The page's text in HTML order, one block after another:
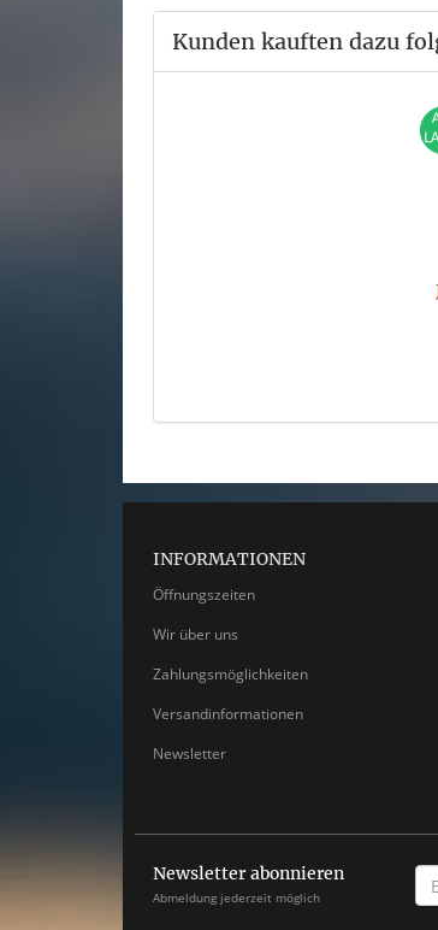
Kunden kauften dazu
INFORMATIONEN
Öffnungszeiten
Wir über uns
Zahlungsmöglichkeiten
Versandinformationen
Newsletter
Newsletter abonnieren
Abmeldung jederzeit möglich